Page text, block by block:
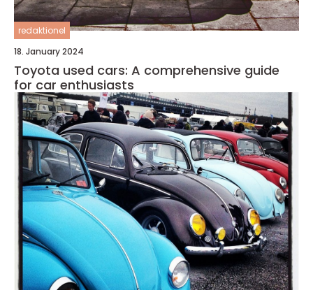
redaktionel
18. January 2024
Toyota used cars: A comprehensive guide
for car enthusiasts